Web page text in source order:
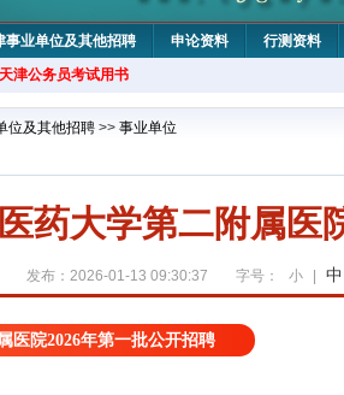
事业单位及其他招聘 申论资料 行测资料
津公务员考试用书
位及其他招聘 >> 事业单位
药大学第二附属医
发布：2026-01-13 09:30:37 字号： 小 中
医院2026年第一批公开招聘